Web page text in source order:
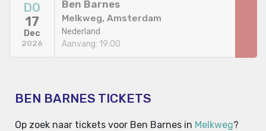
DO
17
Dec
2026
Ben Barnes
Melkweg, Amsterdam
Nederland
Aanvang: 19:00
BEN BARNES TICKETS
Op zoek naar tickets voor Ben Barnes in Melkweg?